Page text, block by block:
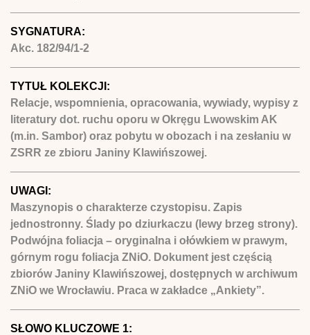
SYGNATURA:
Akc. 182/94/1-2
TYTUŁ KOLEKCJI:
Relacje, wspomnienia, opracowania, wywiady, wypisy z
literatury dot. ruchu oporu w Okręgu Lwowskim AK
(m.in. Sambor) oraz pobytu w obozach i na zesłaniu w
ZSRR ze zbioru Janiny Klawińszowej.
UWAGI:
Maszynopis o charakterze czystopisu. Zapis
jednostronny. Ślady po dziurkaczu (lewy brzeg strony).
Podwójna foliacja – oryginalna i ołówkiem w prawym,
górnym rogu foliacja ZNiO. Dokument jest częścią
zbiorów Janiny Klawińszowej, dostępnych w archiwum
ZNiO we Wrocławiu. Praca w zakładce „Ankiety”.
SŁOWO KLUCZOWE 1: